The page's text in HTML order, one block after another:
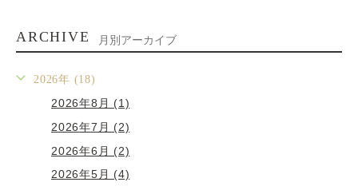
ARCHIVE 月別アーカイブ
2026年 (18)
2026年8月 (1)
2026年7月 (2)
2026年6月 (2)
2026年5月 (4)